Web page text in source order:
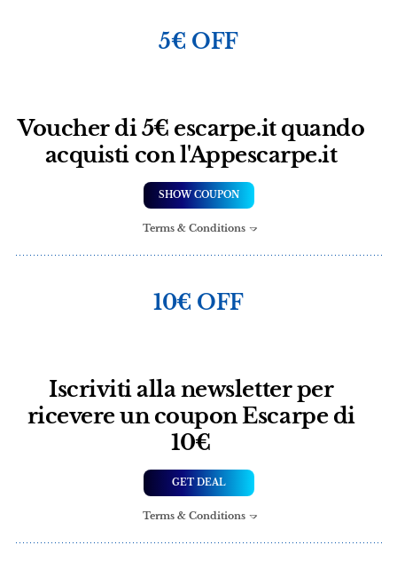
5€ OFF
Voucher di 5€ escarpe.it quando
acquisti con l'Appescarpe.it
SHOW COUPON
Terms & Conditions
10€ OFF
Iscriviti alla newsletter per
ricevere un coupon Escarpe di
10€
GET DEAL
Terms & Conditions